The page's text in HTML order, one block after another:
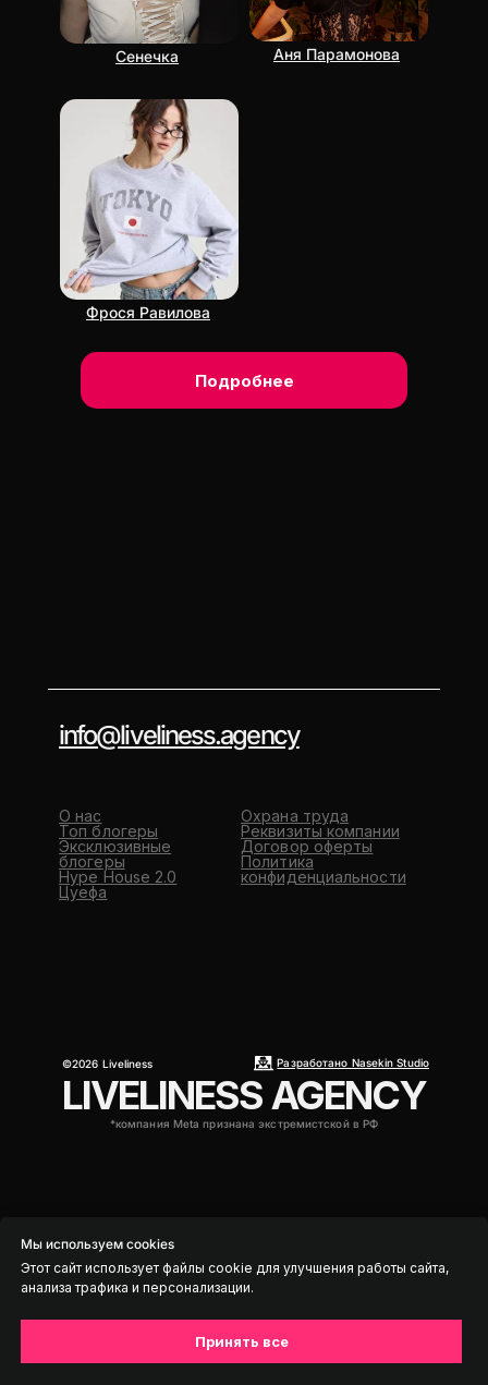
Подробнее
Сенечка
Фрося Равилова
Аня Парамонова
LIVELINESS AGENCY
О нас
Топ блогеры
Эксклюзивные
блогеры
Hype House 2.0
Цуефа
Охрана труда
Реквизиты компании
Договор оферты
Политика
конфиденциальности
©2026 Liveliness
*компания Meta признана экстремистской в РФ
info@liveliness.agency
Разработано Nasekin Studio
Мы используем cookies
Этот сайт использует файлы cookie для улучшения работы сайта,
анализа трафика и персонализации.
Принять все